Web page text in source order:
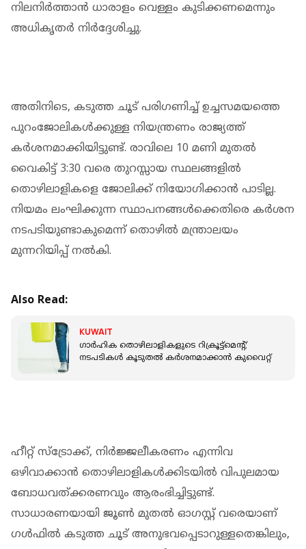
നിലനിർത്താൻ ധാരാളം വെള്ളം കുടിക്കണമെന്നും
അധികൃതർ നിർദ്ദേശിച്ചു.
അതിനിടെ, കടുത്ത ചൂട് പരിഗണിച്ച് ഉച്ചസമയത്തെ
പുറംജോലികൾക്കുള്ള നിയന്ത്രണം രാജ്യത്ത്
കർശനമാക്കിയിട്ടുണ്ട്. രാവിലെ 10 മണി മുതൽ
വൈകിട്ട് 3:30 വരെ തുറസ്സായ സ്ഥലങ്ങളിൽ
തൊഴിലാളികളെ ജോലിക്ക് നിയോഗിക്കാൻ പാടില്ല.
നിയമം ലംഘിക്കുന്ന സ്ഥാപനങ്ങൾക്കെതിരെ കർശന
നടപടിയുണ്ടാകുമെന്ന് തൊഴിൽ മന്ത്രാലയം
മുന്നറിയിപ്പ് നൽകി.
Also Read:
KUWAIT
ഗാർഹിക തൊഴിലാളികളുടെ റിക്രൂട്ട്മെന്റ്;
നടപടികൾ കൂടുതൽ കർശനമാക്കാൻ കുവൈറ്റ്
ഹീറ്റ് സ്ട്രോക്ക്, നിർജ്ജലീകരണം എന്നിവ
ഒഴിവാക്കാൻ തൊഴിലാളികൾക്കിടയിൽ വിപുലമായ
ബോധവത്ക്കരണവും ആരംഭിച്ചിട്ടുണ്ട്.
സാധാരണയായി ജൂൺ മുതൽ ഓഗസ്റ്റ് വരെയാണ്
ഗൾഫിൽ കടുത്ത ചൂട് അനുഭവപ്പെടാറുള്ളതെങ്കിലും,